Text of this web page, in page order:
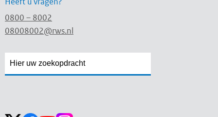
0800 – 8002
08008002@rws.nl